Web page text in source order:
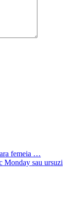
femeia …
Monday sau ursuzi